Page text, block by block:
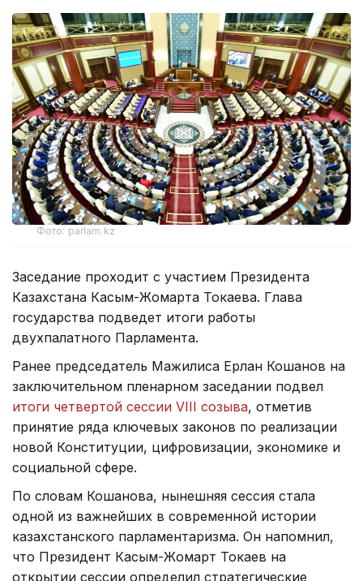
Фото: parlam.kz
Заседание проходит с участием Президента
Казахстана Касым-Жомарта Токаева. Глава
государства подведет итоги работы
двухпалатного Парламента.
Ранее председатель Мажилиса Ерлан Кошанов на
заключительном пленарном заседании подвел
итоги четвертой сессии VIII созыва, отметив
принятие ряда ключевых законов по реализации
новой Конституции, цифровизации, экономике и
социальной сфере.
По словам Кошанова, нынешняя сессия стала
одной из важнейших в современной истории
казахстанского парламентаризма. Он напомнил,
что Президент Касым-Жомарт Токаев на
открытии сессии определил стратегические